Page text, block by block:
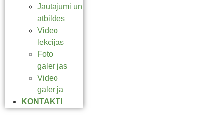
Jautājumi un
atbildes
Video
lekcijas
Foto
galerijas
Video
galerija
KONTAKTI